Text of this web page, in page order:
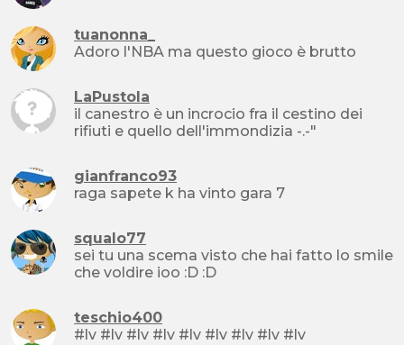
tuanonna_
Adoro l'NBA ma questo gioco è brutto
LaPustola
il canestro è un incrocio fra il cestino dei
rifiuti e quello dell'immondizia -.-"
gianfranco93
raga sapete k ha vinto gara 7
squalo77
sei tu una scema visto che hai fatto lo smile
che voldire ioo :D :D
teschio400
#lv #lv #lv #lv #lv #lv #lv #lv #lv